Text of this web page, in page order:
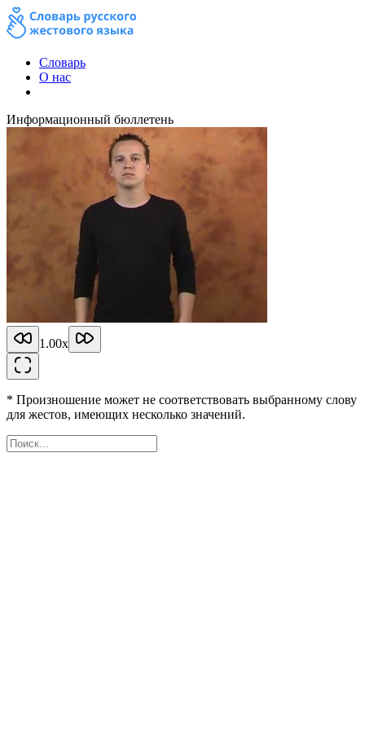
Словарь
О нас
Информационный бюллетень
1.00x
* Произношение может не соответствовать выбранному слову
для жестов, имеющих несколько значений.